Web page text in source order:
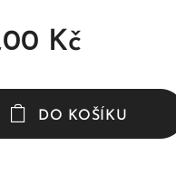
Kč
DO KOŠÍKU